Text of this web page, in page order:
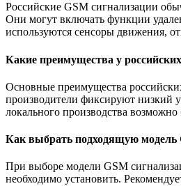
Российские GSM сигнализации
Они могут включать функции
используются сенсоры движения,
Какие преимущества у
Основные преимущества
производители фиксируют низкий
локального производства
Как выбрать подходящую модель
При выборе модели GSM
необходимо установить.